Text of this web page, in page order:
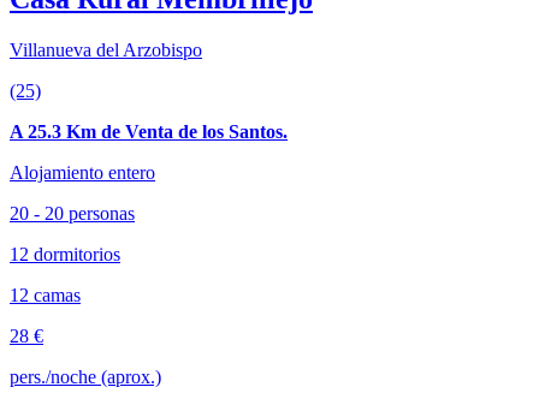
Villanueva del Arzobispo
(25)
A 25.3 Km de Venta de los Santos.
Alojamiento entero
20 - 20 personas
12 dormitorios
12 camas
28 €
pers./noche (aprox.)